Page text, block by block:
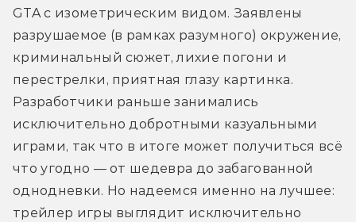
GTA с изометрическим видом. Заявлены
разрушаемое (в рамках разумного) окружение,
криминальный сюжет, лихие погони и
перестрелки, приятная глазу картинка.
Разработчики раньше занимались
исключительно добротными казуальными
играми, так что в итоге может получиться всё
что угодно — от шедевра до забагованной
однодневки. Но надеемся именно на лучшее:
трейлер игры выглядит исключительно